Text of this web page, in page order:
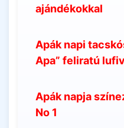
ajándékokkal
Apák napi
Apa” feliratú
Apák napja
No 1